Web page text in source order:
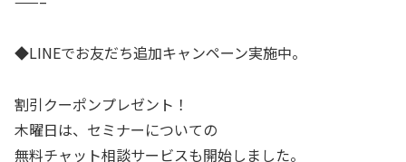
◆LINEでお友だち追加キャンペーン実施中。
割引クーポンプレゼント！
木曜日は、セミナーについての
無料チャット相談サービスも開始しました。